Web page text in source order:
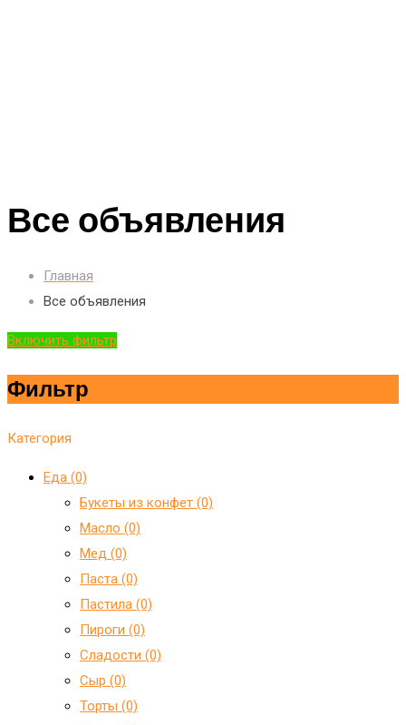
Все объявления
Главная
Все объявления
Включить фильтр
Фильтр
Категория
Еда (0)
Букеты из конфет (0)
Масло (0)
Мед (0)
Паста (0)
Пастила (0)
Пироги (0)
Сладости (0)
Сыр (0)
Торты (0)